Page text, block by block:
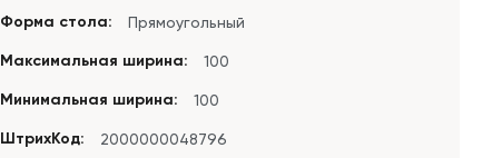
Форма стола: Прямоугольный
Максимальная ширина: 100
Минимальная ширина: 100
ШтрихКод: 2000000048796